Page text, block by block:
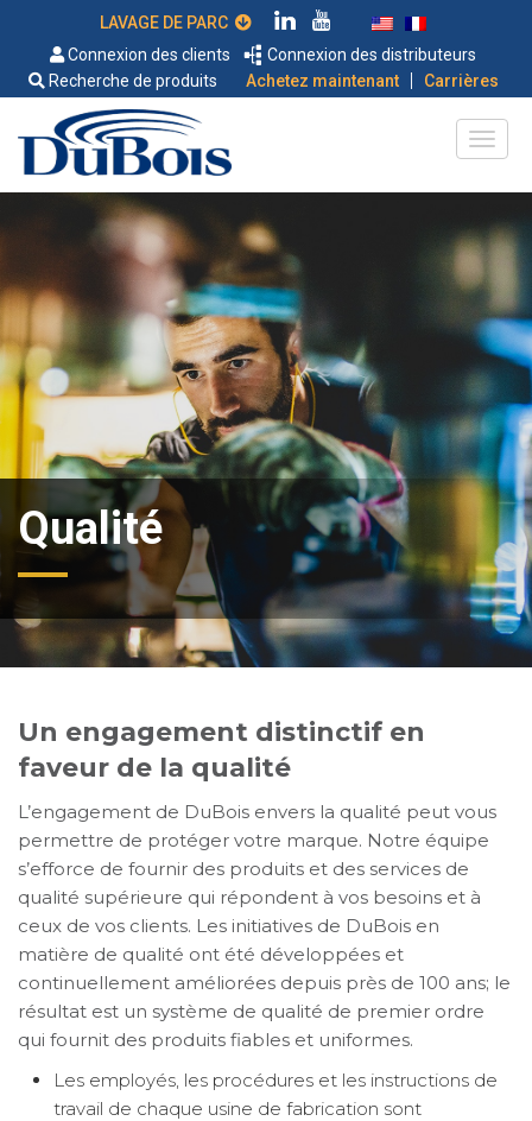
Connexion des clients
Connexion des distributeurs
Recherche de produits
Achetez maintenant | Carrières
Qualité
Un engagement distinctif en
faveur de la qualité
L’engagement de DuBois envers la qualité peut vous
permettre de protéger votre marque. Notre équipe
s’efforce de fournir des produits et des services de
qualité supérieure qui répondent à vos besoins et à
ceux de vos clients. Les initiatives de DuBois en
matière de qualité ont été développées et
continuellement améliorées depuis près de 100 ans; le
résultat est un système de qualité de premier ordre
qui fournit des produits fiables et uniformes.
Les employés, les procédures et les instructions de
travail de chaque usine de fabrication sont